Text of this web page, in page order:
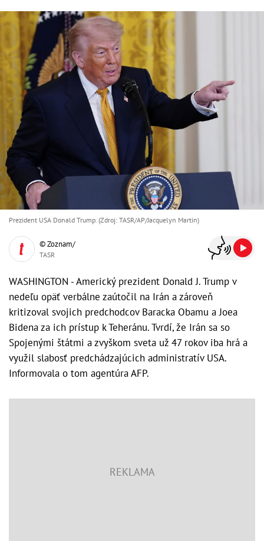
Prezident USA Donald Trump. (Zdroj: TASR/AP/Jacquelyn Martin)
© Zoznam/
TASR
WASHINGTON - Americký prezident Donald J. Trump v
nedeľu opäť verbálne zaútočil na Irán a zároveň
kritizoval svojich predchodcov Baracka Obamu a Joea
Bidena za ich prístup k Teheránu. Tvrdí, že Irán sa so
Spojenými štátmi a zvyškom sveta už 47 rokov iba hrá a
využil slabosť predchádzajúcich administratív USA.
Informovala o tom agentúra AFP.